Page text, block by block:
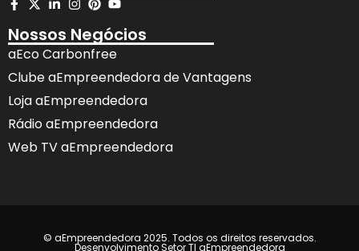
Nossos Negócios
aEco Carbonfree
Clube aEmpreendedora de Vantagens
Loja aEmpreendedora
Rádio aEmpreendedora
Web TV aEmpreendedora
© aEmpreendedora 2025. Todos os direitos reservados.
Desenvolvimento Setor TI aEmpreendedora